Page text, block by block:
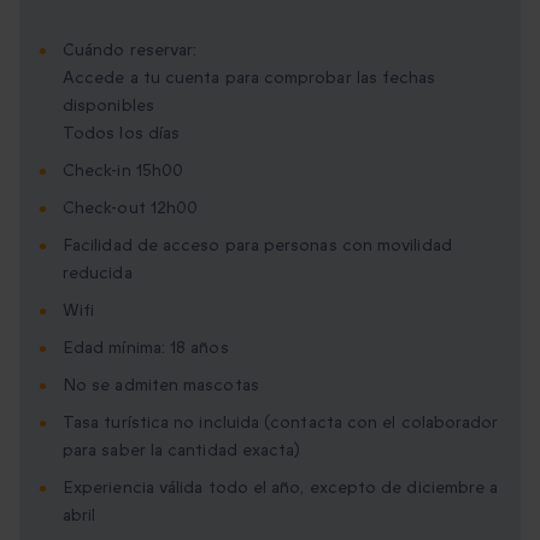
Cuándo reservar:
Accede a tu cuenta para comprobar las fechas
disponibles
Todos los días
Check-in 15h00
Check-out 12h00
Facilidad de acceso para personas con movilidad
reducida
Wifi
Edad mínima: 18 años
No se admiten mascotas
Tasa turística no incluida (contacta con el colaborador
para saber la cantidad exacta)
Experiencia válida todo el año, excepto de diciembre a
abril